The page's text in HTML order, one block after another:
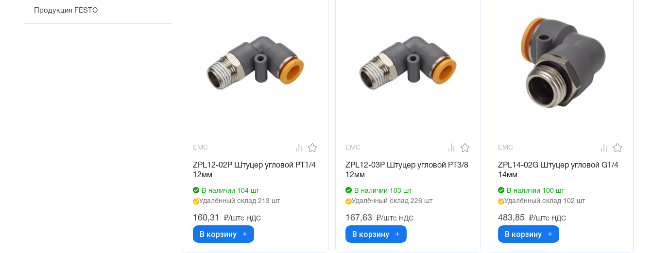
Продукция FESTO
EMC
ZPL12-02P Штуцер угловой PT1/4
12мм
В наличии 104 шт
Удалённый склад 213 шт
160,31 ₽/штс НДС
В корзину
EMC
ZPL12-03P Штуцер угловой PT3/8
12мм
В наличии 103 шт
Удалённый склад 226 шт
167,63 ₽/штс НДС
В корзину
EMC
ZPL14-02G Штуцер угловой G1/4
14мм
В наличии 100 шт
Удалённый склад 102 шт
483,85 ₽/штс НДС
В корзину